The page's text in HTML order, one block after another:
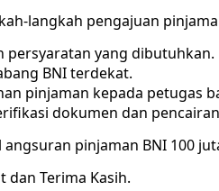
langkah pengajuan
persyaratan yang dibutuhkan.
BNI terdekat.
pinjaman kepada petugas
dokumen dan
pinjaman BNI 100
dan Terima Kasih.